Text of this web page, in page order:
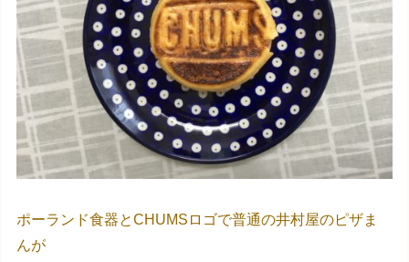
ポーランド食器とCHUMSロゴで普通の井村屋のピザま
んが